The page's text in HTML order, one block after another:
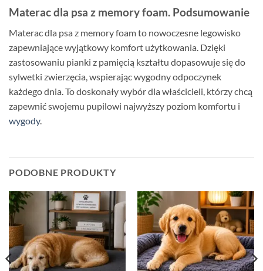
Materac dla psa z memory foam. Podsumowanie
Materac dla psa z memory foam to nowoczesne legowisko
zapewniające wyjątkowy komfort użytkowania. Dzięki
zastosowaniu pianki z pamięcią kształtu dopasowuje się do
sylwetki zwierzęcia, wspierając wygodny odpoczynek
każdego dnia. To doskonały wybór dla właścicieli, którzy chcą
zapewnić swojemu pupilowi najwyższy poziom komfortu i
wygody.
PODOBNE PRODUKTY